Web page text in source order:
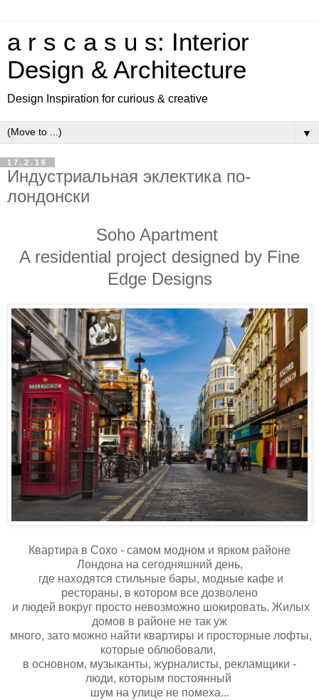
a r s c a s u s: Interior
Design & Architecture
Design Inspiration for curious & creative
▼
17.2.16
Индустриальная эклектика по-
лондонски
Soho Apartment
A residential project designed by Fine
Edge Designs
Квартира в Сохо - самом модном и ярком районе
Лондона на сегодняшний день,
где находятся стильные бары, модные кафе и
рестораны, в котором все дозволено
и людей вокруг просто невозможно шокировать. Жилых
домов в районе не так уж
много, зато можно найти квартиры и просторные лофты,
которые облюбовали,
в основном, музыканты, журналисты, рекламщики -
люди, которым постоянный
шум на улице не помеха...